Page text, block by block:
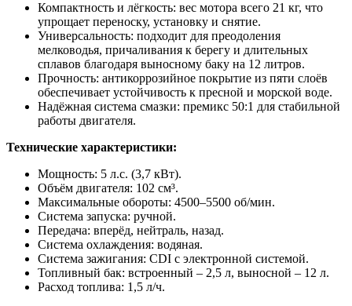
Компактность и лёгкость: вес мотора всего 21 кг, что
упрощает переноску, установку и снятие.
Универсальность: подходит для преодоления
мелководья, причаливания к берегу и длительных
сплавов благодаря выносному баку на 12 литров.
Прочность: антикоррозийное покрытие из пяти слоёв
обеспечивает устойчивость к пресной и морской воде.
Надёжная система смазки: премикс 50:1 для стабильной
работы двигателя.
Технические характеристики:
Мощность: 5 л.с. (3,7 кВт).
Объём двигателя: 102 см³.
Максимальные обороты: 4500–5500 об/мин.
Система запуска: ручной.
Передача: вперёд, нейтраль, назад.
Система охлаждения: водяная.
Система зажигания: CDI с электронной системой.
Топливный бак: встроенный – 2,5 л, выносной – 12 л.
Расход топлива: 1,5 л/ч.